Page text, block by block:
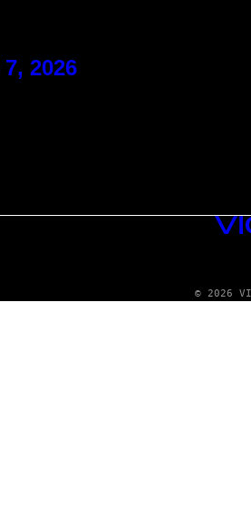
2026
VICE
© 2026